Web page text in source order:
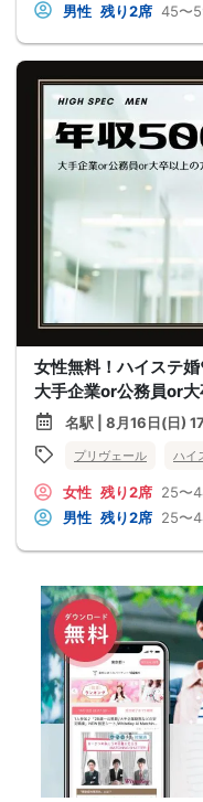
男性 残り2席 45〜
女性無料！ハイステ
大手企業or公務員or
名駅 | 8月16日(日)
プリヴェール ハイ
女性 残り2席 25〜
男性 残り2席 25〜